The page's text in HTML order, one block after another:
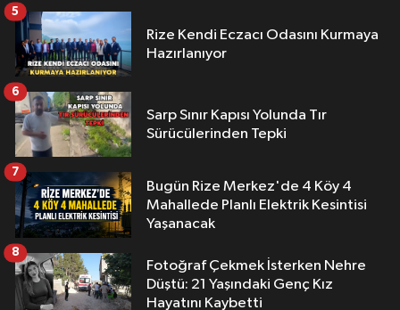
Rize Kendi Eczacı Odasını Kurmaya
Hazırlanıyor
5
Sarp Sınır Kapısı Yolunda Tır
Sürücülerinden Tepki
6
Bugün Rize Merkez'de 4 Köy 4
Mahallede Planlı Elektrik Kesintisi
Yaşanacak
7
Fotoğraf Çekmek İsterken Nehre
Düştü: 21 Yaşındaki Genç Kız
Hayatını Kaybetti
8